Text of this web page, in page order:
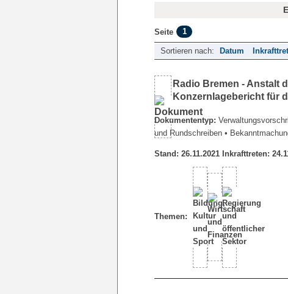
Seite 1
Sortieren nach: Datum
Radio Bremen - Anstalt
Konzernlagebericht für
Dokumententyp:
und Rundschreiben •
Stand: 26.11.2021 Inkrafttreten:
Themen: